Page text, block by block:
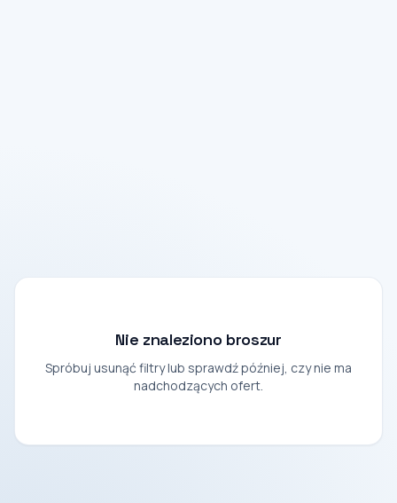
Nie znaleziono broszur
Spróbuj usunąć filtry lub sprawdź później, czy nie ma
nadchodzących ofert.